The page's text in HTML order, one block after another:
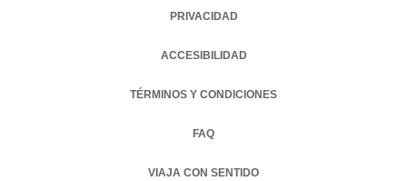
PRIVACIDAD
OPENS IN A NEW TAB.
ACCESIBILIDAD
TÉRMINOS Y CONDICIONES
FAQ
VIAJA CON SENTIDO